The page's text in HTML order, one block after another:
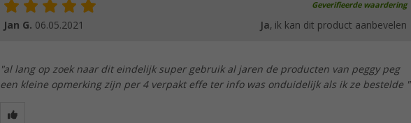
Geverifieerde waardering
Jan G. 06.05.2021 Ja, ik kan dit product aanbevelen
"al lang op zoek naar dit eindelijk super gebruik al jaren de producten van peggy peg
een kleine opmerking zijn per 4 verpakt effe ter info was onduidelijk als ik ze bestelde "